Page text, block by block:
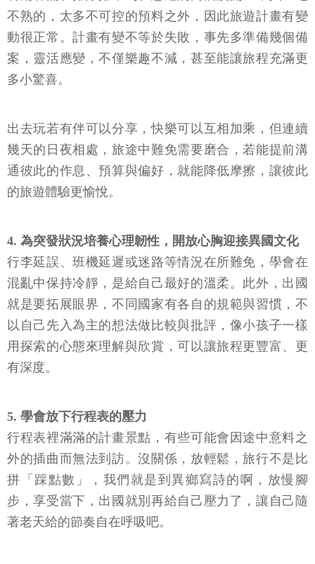
3. 建立Plan B的備案思維，並提前與旅伴溝通共識
餐廳客滿、排隊排不到、想逛的商店沒開…，人生地
不熟的，太多不可控的預料之外，因此旅遊計畫有變
動很正常。計畫有變不等於失敗，事先多準備幾個備
出去玩若有伴可以分享，快樂可以互相加乘，但連續
幾天的日夜相處，旅途中難免需要磨合，若能提前溝
4. 為突發狀況培養心理韌性，開放心胸迎接異國文化
行李延誤、班機延遲或迷路等情況在所難免，學會在
混亂中保持冷靜，是給自己最好的溫柔。此外，出國
就是要拓展眼界，不同國家有各自的規範與習慣，不
以自己先入為主的想法做比較與批評，像小孩子一樣
5. 學會放下行程表的壓力
行程表裡滿滿的計畫景點，有些可能會因途中意料之
外的插曲而無法到訪。沒關係，放輕鬆，旅行不是比
拼「踩點數」，我們就是到異鄉寫詩的啊，放慢腳